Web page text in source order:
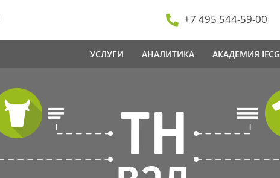
+7 495 544-59-00
УСЛУГИ АНАЛИТИКА АКАДЕМИЯ IFCG